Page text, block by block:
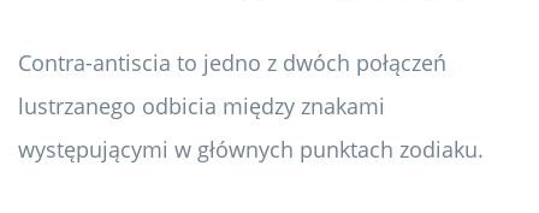
Contra-antiscia to jedno z dwóch połączeń
lustrzanego odbicia między znakami
występującymi w głównych punktach zodiaku.